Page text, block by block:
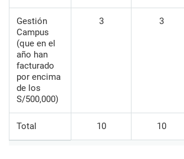
Gestión
Campus
(que en el
año han
facturado
por encima
de los
S/500,000)
3 3
Total 10 10